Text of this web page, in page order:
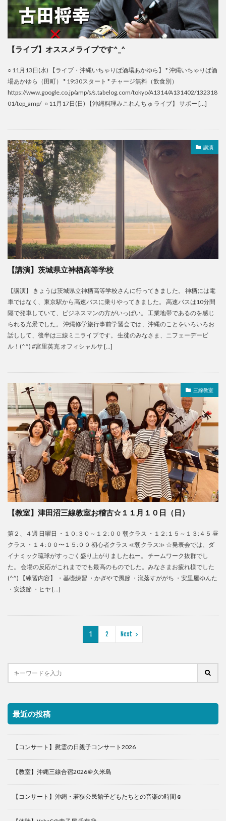
【ライブ】オススメライブです^_^
○ 11月13日(水) 【ライブ・沖縄いちゃりば酒場あかゆら】 * 沖縄いちゃりば酒
場あかゆら（田町） * 19:30スタート * チャージ無料（飲食別）
https://www.google.co.jp/amp/s/s.tabelog.com/tokyo/A1314/A131402/132318
01/top_amp/ ○ 11月17日(日) 【沖縄料理みこれんちゅ ライブ】 サポー […]
講演
【講演】‬茨城県立神栖高等学校
【講演】‬ きょうは茨城県立神栖高等学校さんに行ってきました。 神栖には電
車ではなく、東京駅から高速バスに乗りやってきました。 高速バスは10分間
隔で発車していて、ビジネスマンの方がいっぱい。 工業地帯であるのを感じ
られる光景でした。 沖縄修学旅行事前学習会では、沖縄のことをいろいろお
話しして、後半は三線ミニライブです。‬ ‪生徒のみなさま、ニフェーデービ
ル！(^^)‬ #宮里英克 オフィシャルサ […]
三線教室
【教室】津田沼三線教室お稽古☆１１月１０日（日）
第２、４週 日曜日 ・１０:３０～１２:００ 朝クラス ・１２:１５～１３:４５ 昼
クラス ・１４:００〜１５:００ 初心者クラス ≪朝クラス≫ ☆発表会では、ダ
イナミック琉球がすっごく盛り上がりましたねー。 チームワーク抜群でし
た。 会場の反応がこれまででも最高のものでした。みなさまお疲れ様でした
(^^) 【練習内容】 ・基礎練習 ・かぎやで風節 ・瀧落すががち ・安里屋ゆんた
・安波節 ・ヒヤ […]
1 2 Next
最近の投稿
【コンサート】慰霊の日親子コンサート2026
【教室】沖縄三線合宿2026＠久米島
【コンサート】沖縄・若狭公民館子どもたちとの音楽の時間☺️